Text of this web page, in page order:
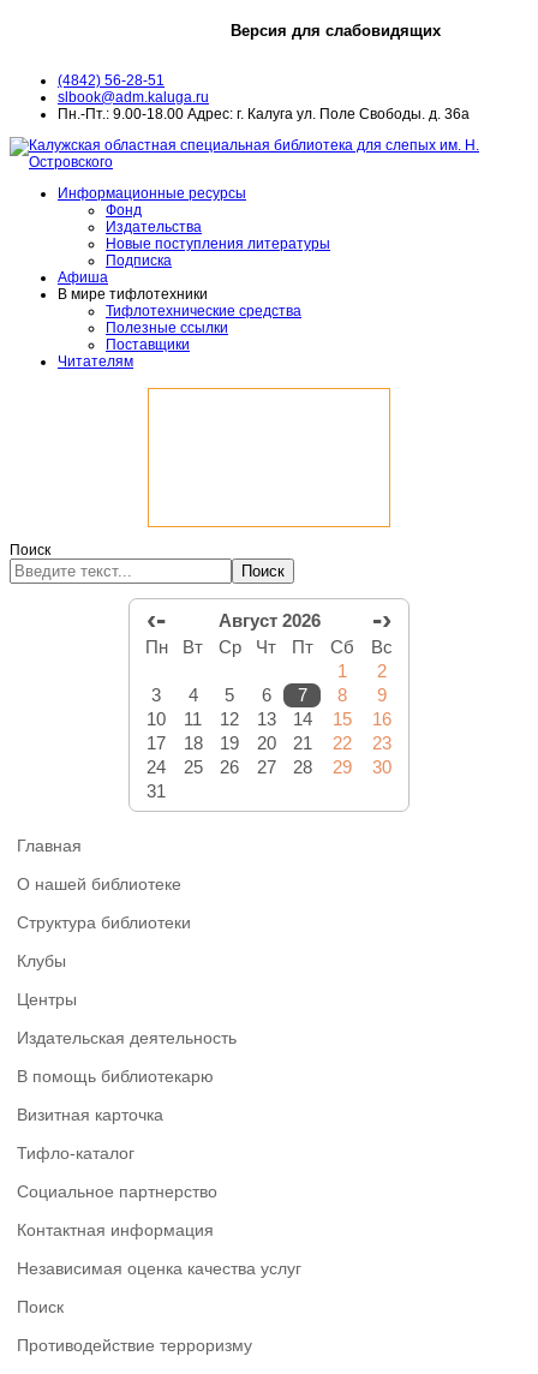
Версия для слабовидящих
(4842) 56-28-51
slbook@adm.kaluga.ru
Пн.-Пт.: 9.00-18.00 Адрес: г. Калуга ул. Поле Свободы. д. 36а
Информационные ресурсы
Фонд
Издательства
Новые поступления литературы
Подписка
Афиша
В мире тифлотехники
Тифлотехнические средства
Полезные ссылки
Поставщики
Читателям
Поиск
Поиск
‹- Август 2026 -›
Пн Вт Ср Чт Пт Сб
Вс
1
2
3
4 5 6 7 8
9
10
11 12 13 14 15
16
17
18 19 20 21 22
23
24
25 26 27 28 29
30
31
Главная
О нашей библиотеке
Структура библиотеки
Клубы
Центры
Издательская деятельность
В помощь библиотекарю
Визитная карточка
Тифло-каталог
Социальное партнерство
Контактная информация
Независимая оценка качества услуг
Поиск
Противодействие терроризму